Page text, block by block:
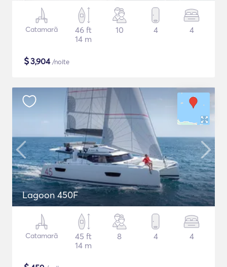
Catamarã
46 ft
14 m
10 4 4
$3,904/noite
Lagoon 450F
Catamarã
45 ft
14 m
8 4 4